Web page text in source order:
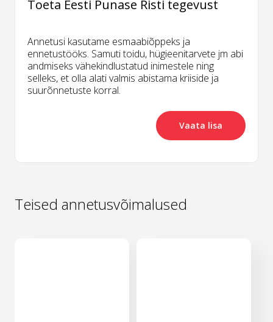
Toeta Eesti Punase Risti tegevust
Annetusi kasutame esmaabiõppeks ja
ennetustööks. Samuti toidu, hügieenitarvete jm abi
andmiseks vähekindlustatud inimestele ning
selleks, et olla alati valmis abistama kriiside ja
suurõnnetuste korral.
Vaata lisa
Teised annetusvõimalused